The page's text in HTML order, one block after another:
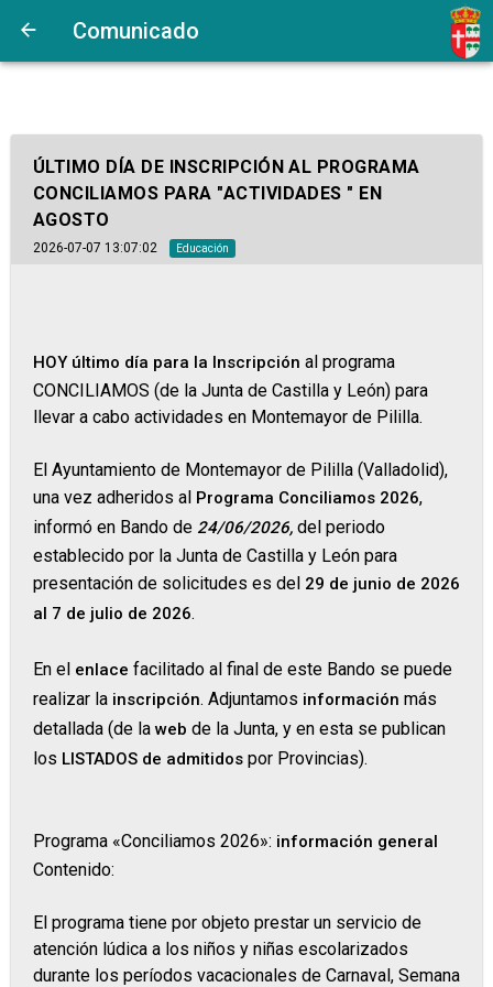
Comunicado
ÚLTIMO DÍA DE INSCRIPCIÓN AL PROGRAMA
CONCILIAMOS PARA "ACTIVIDADES " EN
AGOSTO
2026-07-07 13:07:02 Educación
HOY último día para la Inscripción al programa
CONCILIAMOS (de la Junta de Castilla y León) para
llevar a cabo actividades en Montemayor de Pililla.
El Ayuntamiento de Montemayor de Pililla (Valladolid),
una vez adheridos al Programa Conciliamos 2026,
informó en Bando de 24/06/2026, del periodo
establecido por la Junta de Castilla y León para
presentación de solicitudes es del 29 de junio de 2026
al 7 de julio de 2026.
En el enlace facilitado al final de este Bando se puede
realizar la inscripción. Adjuntamos información más
detallada (de la web de la Junta, y en esta se publican
los LISTADOS de admitidos por Provincias).
Programa «Conciliamos 2026»: información general
Contenido:
El programa tiene por objeto prestar un servicio de
atención lúdica a los niños y niñas escolarizados
durante los períodos vacacionales de Carnaval, Semana